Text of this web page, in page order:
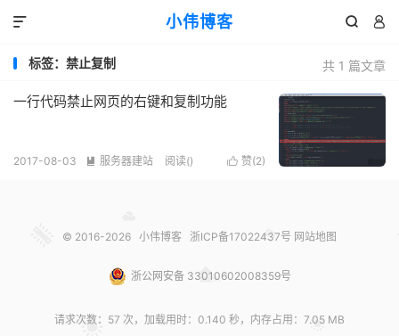
小伟博客  

共 1 篇文章
标签：禁止复制
一行代码禁止网页的右键和复制功能
 赞(2)
2017-08-03  服务器建站 阅读()
© 2016-2026 小伟博客 浙ICP备17022437号 网站地图
浙公网安备 33010602008359号
请求次数：57 次，加载用时：0.140 秒，内存占用：7.05 MB